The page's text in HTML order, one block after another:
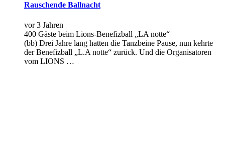
Rauschende Ballnacht
vor 3 Jahren
400 Gäste beim Lions-Benefizball „LA notte“
(bb) Drei Jahre lang hatten die Tanzbeine Pause, nun kehrte
der Benefizball „L.A notte“ zurück. Und die Organisatoren
vom LIONS …